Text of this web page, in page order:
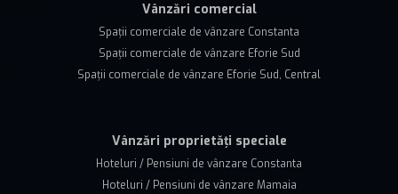
Vânzări comercial
Spații comerciale de vânzare Constanta
Spații comerciale de vânzare Eforie Sud
Spații comerciale de vânzare Eforie Sud, Central
Vânzări proprietăți speciale
Hoteluri / Pensiuni de vânzare Constanta
Hoteluri / Pensiuni de vânzare Mamaia